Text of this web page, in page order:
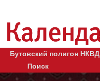
Бутовский полигон НКВД
Поиск